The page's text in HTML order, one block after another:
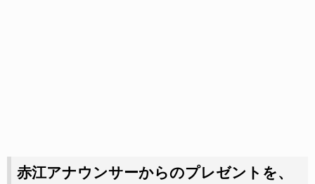
赤江アナウンサーからのプレゼントを、